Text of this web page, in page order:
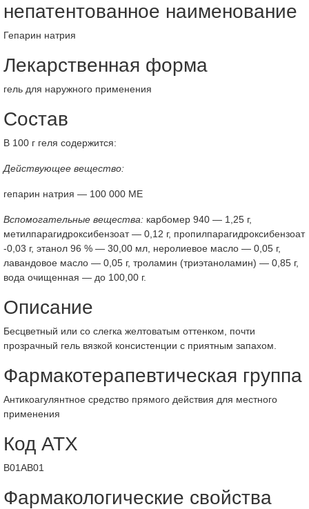
непатентованное наименование
Гепарин натрия
Лекарственная форма
гель для наружного применения
Состав
В 100 г геля содержится:
Действующее вещество:
гепарин натрия — 100 000 МЕ
Вспомогательные вещества: карбомер 940 — 1,25 г,
метилпарагидроксибензоат — 0,12 г, пропилпарагидроксибензоат
-0,03 г, этанол 96 % — 30,00 мл, неролиевое масло — 0,05 г,
лавандовое масло — 0,05 г, троламин (триэтаноламин) — 0,85 г,
вода очищенная — до 100,00 г.
Описание
Бесцветный или со слегка желтоватым оттенком, почти
прозрачный гель вязкой консистенции с приятным запахом.
Фармакотерапевтическая группа
Антикоагулянтное средство прямого действия для местного
применения
Код АТХ
B01AB01
Фармакологические свойства